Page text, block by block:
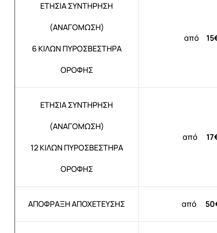
ΕΤΗΣΙΑ ΣΥΝΤΗΡΗΣΗ
(ΑΝΑΓΟΜΩΣΗ)
6 ΚΙΛΩΝ ΠΥΡΟΣΒΕΣΤΗΡΑ
ΟΡΟΦΗΣ
από
ΕΤΗΣΙΑ ΣΥΝΤΗΡΗΣΗ
(ΑΝΑΓΟΜΩΣΗ)
12 ΚΙΛΩΝ ΠΥΡΟΣΒΕΣΤΗΡΑ
ΟΡΟΦΗΣ
από
ΑΠΟΦΡΑΞΗ ΑΠΟΧΕΤΕΥΣΗΣ από